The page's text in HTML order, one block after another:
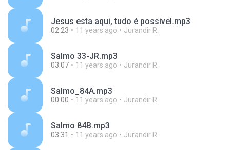
Jesus esta aqui, tudo é possivel.mp3
02:23 11 years ago Jurandir R.
Salmo 33-JR.mp3
03:07 11 years ago Jurandir R.
Salmo_84A.mp3
00:00 11 years ago Jurandir R.
Salmo 84B.mp3
03:31 11 years ago Jurandir R.